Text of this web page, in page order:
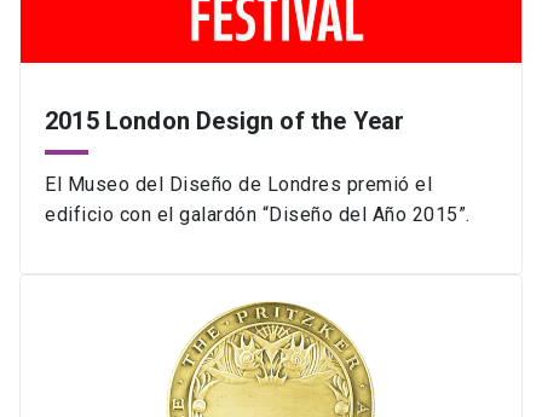
2015 London Design of the Year
El Museo del Diseño de Londres premió el
edificio con el galardón “Diseño del Año 2015”.